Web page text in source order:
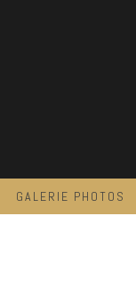
GALERIE PHOTOS